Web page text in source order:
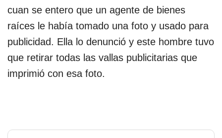
cuan se entero que un agente de bienes
raíces le había tomado una foto y usado para
publicidad. Ella lo denunció y este hombre tuvo
que retirar todas las vallas publicitarias que
imprimió con esa foto.